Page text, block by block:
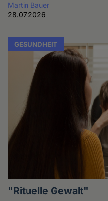
Martin Bauer
28.07.2026
GESUNDHEIT
"Rituelle Gewalt"